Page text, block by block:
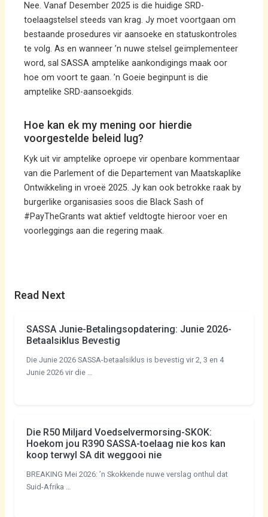
Nee. Vanaf Desember 2025 is die huidige SRD-
toelaagstelsel steeds van krag. Jy moet voortgaan om
bestaande prosedures vir aansoeke en statuskontroles
te volg. As en wanneer ’n nuwe stelsel geïmplementeer
word, sal SASSA amptelike aankondigings maak oor
hoe om voort te gaan. ’n Goeie beginpunt is die
amptelike SRD-aansoekgids.
Hoe kan ek my mening oor hierdie
voorgestelde beleid lug?
Kyk uit vir amptelike oproepe vir openbare kommentaar
van die Parlement of die Departement van Maatskaplike
Ontwikkeling in vroeë 2025. Jy kan ook betrokke raak by
burgerlike organisasies soos die Black Sash of
#PayTheGrants wat aktief veldtogte hieroor voer en
voorleggings aan die regering maak.
Read Next
SASSA Junie-Betalingsopdatering: Junie 2026-
Betaalsiklus Bevestig
Die Junie 2026 SASSA-betaalsiklus is bevestig vir 2, 3 en 4
Junie 2026 vir die …
Die R50 Miljard Voedselvermorsing-SKOK:
Hoekom jou R390 SASSA-toelaag nie kos kan
koop terwyl SA dit weggooi nie
BREAKING Mei 2026: ’n Skokkende nuwe verslag onthul dat
Suid-Afrika …